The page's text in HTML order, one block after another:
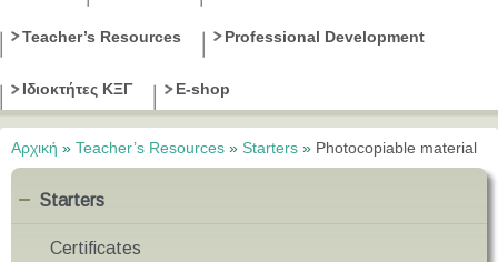
Teacher’s Resources Professional Development
Ιδιοκτήτες ΚΞΓ E-shop
Είστε εδώ
Αρχική » Teacher’s Resources » Starters » Photocopiable material
Starters
Certificates